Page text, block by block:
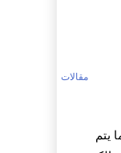
مقالات
يتم